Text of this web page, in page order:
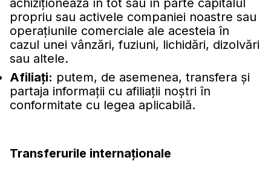
propriu sau activele companiei noastre sau
operaţiunile comerciale ale acesteia în
cazul unei vânzări, fuziuni, lichidări, dizolvări
sau altele.
Afiliaţi: putem, de asemenea, transfera şi
partaja informaţii cu afiliaţii noştri în
conformitate cu legea aplicabilă.
Transferurile internaţionale